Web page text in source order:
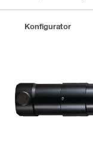
Konfigurator